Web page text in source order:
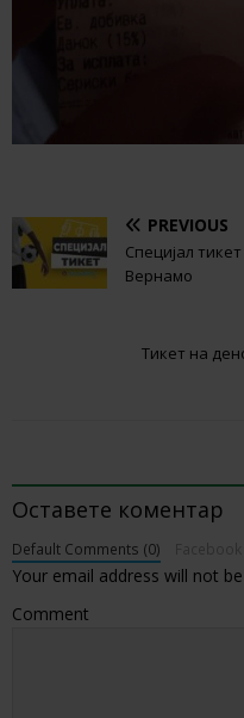
PREVIOUS
Специјал
Вернамо
Тикет на
Оставете коментар
Default Comments (0)
Your email address will not
Comment